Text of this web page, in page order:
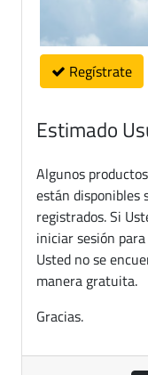
Regístrate
Estimado
Algunos
están disponibles
registrados. Si
iniciar sesión
Usted no se
manera gratuita.
Gracias.